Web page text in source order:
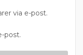
via e-post.
post.